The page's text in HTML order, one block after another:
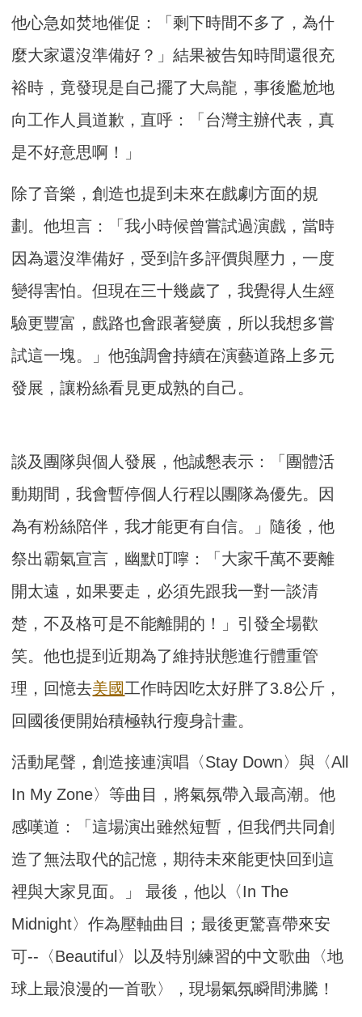
他心急如焚地催促：「剩下時間不多了，為什
麼大家還沒準備好？」結果被告知時間還很充
裕時，竟發現是自己擺了大烏龍，事後尷尬地
向工作人員道歉，直呼：「台灣主辦代表，真
是不好意思啊！」
除了音樂，創造也提到未來在戲劇方面的規
劃。他坦言：「我小時候曾嘗試過演戲，當時
因為還沒準備好，受到許多評價與壓力，一度
變得害怕。但現在三十幾歲了，我覺得人生經
驗更豐富，戲路也會跟著變廣，所以我想多嘗
試這一塊。」他強調會持續在演藝道路上多元
發展，讓粉絲看見更成熟的自己。
談及團隊與個人發展，他誠懇表示：「團體活
動期間，我會暫停個人行程以團隊為優先。因
為有粉絲陪伴，我才能更有自信。」隨後，他
祭出霸氣宣言，幽默叮嚀：「大家千萬不要離
開太遠，如果要走，必須先跟我一對一談清
楚，不及格可是不能離開的！」引發全場歡
笑。他也提到近期為了維持狀態進行體重管
理，回憶去美國工作時因吃太好胖了3.8公斤，
回國後便開始積極執行瘦身計畫。
活動尾聲，創造接連演唱〈Stay Down〉與〈All
In My Zone〉等曲目，將氣氛帶入最高潮。他
感嘆道：「這場演出雖然短暫，但我們共同創
造了無法取代的記憶，期待未來能更快回到這
裡與大家見面。」 最後，他以〈In The
Midnight〉作為壓軸曲目；最後更驚喜帶來安
可--〈Beautiful〉以及特別練習的中文歌曲〈地
球上最浪漫的一首歌〉，現場氣氛瞬間沸騰！